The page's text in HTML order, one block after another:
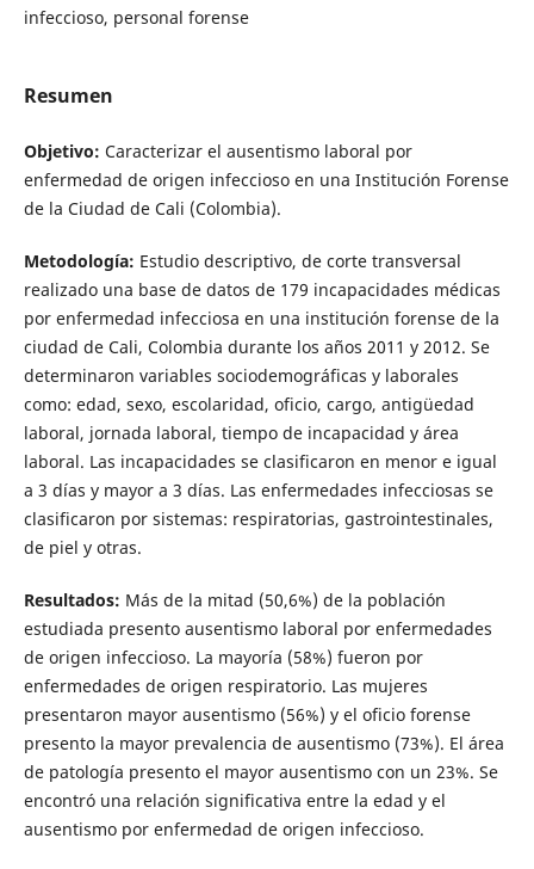
infeccioso, personal forense
Resumen
Objetivo: Caracterizar el ausentismo laboral por
enfermedad de origen infeccioso en una Institución Forense
de la Ciudad de Cali (Colombia).
Metodología: Estudio descriptivo, de corte transversal
realizado una base de datos de 179 incapacidades médicas
por enfermedad infecciosa en una institución forense de la
ciudad de Cali, Colombia durante los años 2011 y 2012. Se
determinaron variables sociodemográficas y laborales
como: edad, sexo, escolaridad, oficio, cargo, antigüedad
laboral, jornada laboral, tiempo de incapacidad y área
laboral. Las incapacidades se clasificaron en menor e igual
a 3 días y mayor a 3 días. Las enfermedades infecciosas se
clasificaron por sistemas: respiratorias, gastrointestinales,
de piel y otras.
Resultados: Más de la mitad (50,6%) de la población
estudiada presento ausentismo laboral por enfermedades
de origen infeccioso. La mayoría (58%) fueron por
enfermedades de origen respiratorio. Las mujeres
presentaron mayor ausentismo (56%) y el oficio forense
presento la mayor prevalencia de ausentismo (73%). El área
de patología presento el mayor ausentismo con un 23%. Se
encontró una relación significativa entre la edad y el
ausentismo por enfermedad de origen infeccioso.